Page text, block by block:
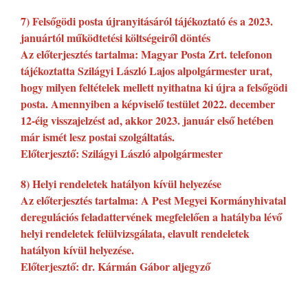
7) Felsőgödi posta újranyitásáról tájékoztató és a 2023.
januártól működtetési költségeiről döntés
Az előterjesztés tartalma: Magyar Posta Zrt. telefonon
tájékoztatta Szilágyi László Lajos alpolgármester urat,
hogy milyen feltételek mellett nyithatna ki újra a felsőgödi
posta. Amennyiben a képviselő testület 2022. december
12-éig visszajelzést ad, akkor 2023. január első hetében
már ismét lesz postai szolgáltatás.
Előterjesztő: Szilágyi László alpolgármester
8) Helyi rendeletek hatályon kívül helyezése
Az előterjesztés tartalma: A Pest Megyei Kormányhivatal
deregulációs feladattervének megfelelően a hatályba lévő
helyi rendeletek felülvizsgálata, elavult rendeletek
hatályon kívül helyezése.
Előterjesztő: dr. Kármán Gábor aljegyző